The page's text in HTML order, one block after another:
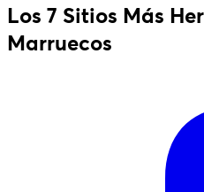
Los 7 Sitios Más
Marruecos